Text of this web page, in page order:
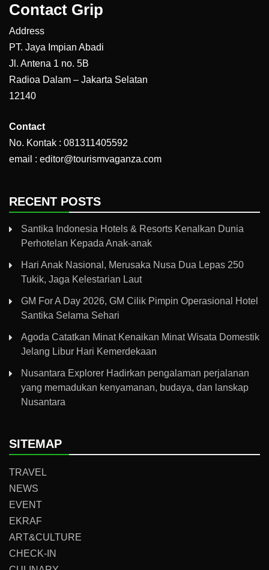
Contact Grip
Address
PT. Jaya Impian Abadi
Jl. Antena 1 no. 5B
Radioa Dalam – Jakarta Selatan
12140
Contact
No. Kontak : 081311405592
email : editor@tourismvaganza.com
RECENT POSTS
Santika Indonesia Hotels & Resorts Kenalkan Dunia
Perhotelan Kepada Anak-anak
Hari Anak Nasional, Merusaka Nusa Dua Lepas 250
Tukik, Jaga Kelestarian Laut
GM For A Day 2026, GM Cilik Pimpin Operasional Hotel
Santika Selama Sehari
Agoda Catatkan Minat Kenaikan Minat Wisata Domestik
Jelang Libur Hari Kemerdekaan
Nusantara Explorer Hadirkan pengalaman perjalanan
yang memadukan kenyamanan, budaya, dan lanskap
Nusantara
SITEMAP
TRAVEL
NEWS
EVENT
EKRAF
ART&CULTURE
CHECK-IN